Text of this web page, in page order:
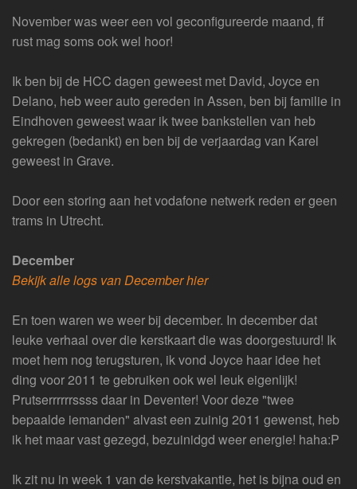
November was weer een vol geconfigureerde maand, ff
rust mag soms ook wel hoor!
Ik ben bij de HCC dagen geweest met David, Joyce en
Delano, heb weer auto gereden in Assen, ben bij familie in
Eindhoven geweest waar ik twee bankstellen van heb
gekregen (bedankt) en ben bij de verjaardag van Karel
geweest in Grave.
Door een storing aan het vodafone netwerk reden er geen
trams in Utrecht.
December
Bekijk alle logs van December hier
En toen waren we weer bij december. In december dat
leuke verhaal over die kerstkaart die was doorgestuurd! Ik
moet hem nog terugsturen, ik vond Joyce haar idee het
ding voor 2011 te gebruiken ook wel leuk eigenlijk!
Prutserrrrrrssss daar in Deventer! Voor deze "twee
bepaalde iemanden" alvast een zuinig 2011 gewenst, heb
ik het maar vast gezegd, bezuinidgd weer energie! haha:P
Ik zit nu in week 1 van de kerstvakantie, het is bijna oud en